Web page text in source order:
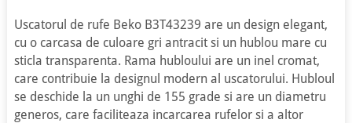
Uscatorul de rufe Beko B3T43239 are un design elegant,
cu o carcasa de culoare gri antracit si un hublou mare cu
sticla transparenta. Rama hubloului are un inel cromat,
care contribuie la designul modern al uscatorului. Hubloul
se deschide la un unghi de 155 grade si are un diametru
generos, care faciliteaza incarcarea rufelor si a altor